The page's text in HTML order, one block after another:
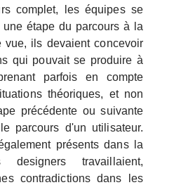
complet, les équipes se
étape du parcours à la
ils devaient concevoir
qui pouvait se produire à
parfois en compte
théoriques, et non
précédente ou suivante
parcours d'un utilisateur.
présents dans la
travaillaient,
contradictions dans les